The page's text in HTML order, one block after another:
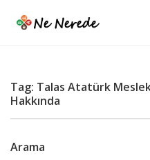
Tag: Talas Atatürk
Hakkında
Arama